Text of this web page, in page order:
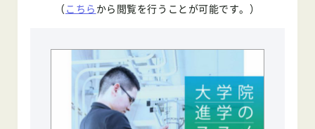
（こちら から閲覧を行うことが可能です。）